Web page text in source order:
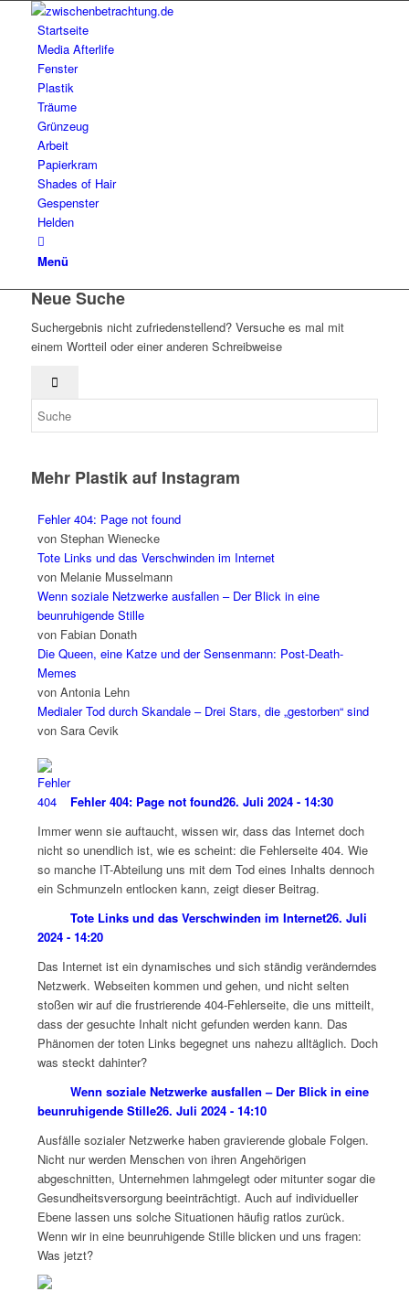
Startseite
Media Afterlife
Fenster
Plastik
Träume
Grünzeug
Arbeit
Papierkram
Shades of Hair
Gespenster
Helden
Menü
Neue Suche
Suchergebnis nicht zufriedenstellend? Versuche es mal mit
einem Wortteil oder einer anderen Schreibweise
Mehr Plastik auf Instagram
Fehler 404: Page not found
von Stephan Wienecke
Tote Links und das Verschwinden im Internet
von Melanie Musselmann
Wenn soziale Netzwerke ausfallen – Der Blick in eine
beunruhigende Stille
von Fabian Donath
Die Queen, eine Katze und der Sensenmann: Post-Death-
Memes
von Antonia Lehn
Medialer Tod durch Skandale – Drei Stars, die „gestorben“ sind
von Sara Cevik
Fehler 404: Page not found26. Juli 2024 - 14:30
Immer wenn sie auftaucht, wissen wir, dass das Internet doch
nicht so unendlich ist, wie es scheint: die Fehlerseite 404. Wie
so manche IT-Abteilung uns mit dem Tod eines Inhalts dennoch
ein Schmunzeln entlocken kann, zeigt dieser Beitrag.
Tote Links und das Verschwinden im Internet26. Juli
2024 - 14:20
Das Internet ist ein dynamisches und sich ständig veränderndes
Netzwerk. Webseiten kommen und gehen, und nicht selten
stoßen wir auf die frustrierende 404-Fehlerseite, die uns mitteilt,
dass der gesuchte Inhalt nicht gefunden werden kann. Das
Phänomen der toten Links begegnet uns nahezu alltäglich. Doch
was steckt dahinter?
Wenn soziale Netzwerke ausfallen – Der Blick in eine
beunruhigende Stille26. Juli 2024 - 14:10
Ausfälle sozialer Netzwerke haben gravierende globale Folgen.
Nicht nur werden Menschen von ihren Angehörigen
abgeschnitten, Unternehmen lahmgelegt oder mitunter sogar die
Gesundheitsversorgung beeinträchtigt. Auch auf individueller
Ebene lassen uns solche Situationen häufig ratlos zurück.
Wenn wir in eine beunruhigende Stille blicken und uns fragen:
Was jetzt?